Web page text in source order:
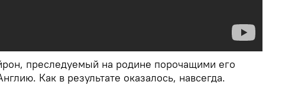
преследуемый на родине порочащими его
Как в результате оказалось, навсегда.